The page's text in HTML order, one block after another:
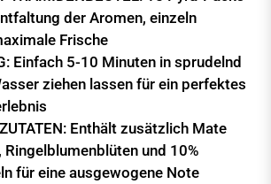
der Aromen, einzeln
Frische
Einfach 5-10 Minuten in sprudelnd
ziehen lassen für ein perfektes
Enthält zusätzlich Mate
Ringelblumenblüten und 10%
für eine ausgewogene Note